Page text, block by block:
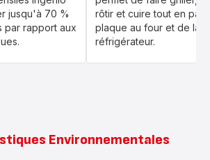
jusqu'à 70 %
par rapport aux
rôtir et cuire tout en
plaque au four et de la
réfrigérateur.
Environnementales